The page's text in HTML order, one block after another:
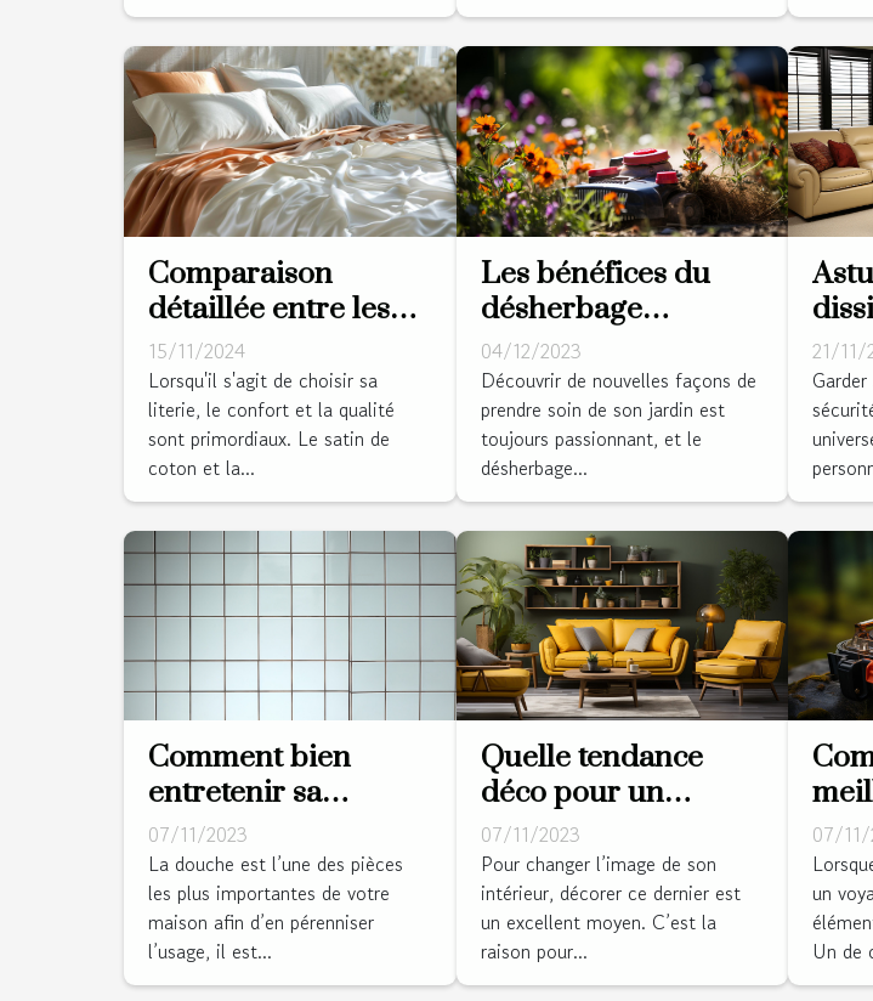
Comparaison
détaillée entre les
tissus de lit en satin
de coton et percale
15/11/2024
Lorsqu'il s'agit de choisir sa
literie, le confort et la qualité
sont primordiaux. Le satin de
coton et la...
Les bénéfices du
désherbage
thermique pour
votre jardin
04/12/2023
Découvrir de nouvelles façons de
prendre soin de son jardin est
toujours passionnant, et le
désherbage...
21/11/
Comment bien
entretenir sa
douche ?
07/11/2023
La douche est l’une des pièces
les plus importantes de votre
maison afin d’en pérenniser
l’usage, il est...
Quelle tendance
déco pour un
intérieur en vogue ?
07/11/2023
Pour changer l’image de son
intérieur, décorer ce dernier est
un excellent moyen. C’est la
raison pour...
07/
un
Un de